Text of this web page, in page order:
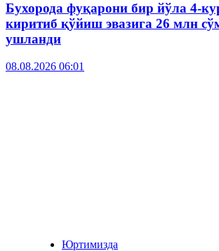
Бухорода фуқарони бир йўла 4-
киритиб қўйиш эвазига 26 млн
ушланди
08.08.2026 06:01
Юртимизда